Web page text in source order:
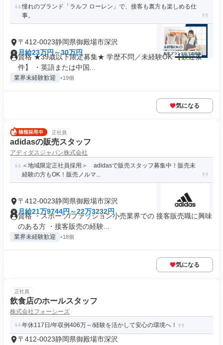
憧れのブランド「ラルフ ローレン」で、接客も裏方も楽しめる仕
事。
〒412-0023静岡県御殿場市深沢
月給23万円～30万円
資格 ★39歳以下限定募集★ 学歴不問／未経験OK 【歓迎条
件】 ・英語または中国...
業界未経験歓迎 +19個
気になる
正社員
adidasの販売スタッフ
アディダスジャパン株式会社
＜地域限定正社員採用＞ adidasで販売スタッフ募集中！販売未
経験の方もOK！販売ノルマ...
〒412-0023静岡県御殿場市深沢
月給21万9744円～22万3232円
資格 ・スポーツ/ファッション小売業界での 接客販売職に興味
のある方 ・接客販売の経験...
業界未経験歓迎 +18個
気になる
正社員
飲食店のホールスタッフ
株式会社フォーシーズ
年休117日/年収例406万～/経験を活かして安心の環境へ！
〒412-0023静岡県御殿場市深沢